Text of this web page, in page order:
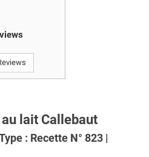
lait Callebaut
: Recette N° 823 |